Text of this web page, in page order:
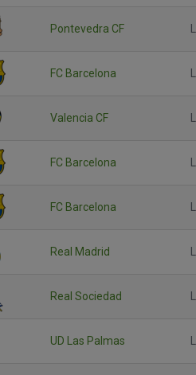
Pontevedra CF
FC Barcelona
Valencia CF
FC Barcelona
FC Barcelona
Real Madrid
Real Sociedad
UD Las Palmas